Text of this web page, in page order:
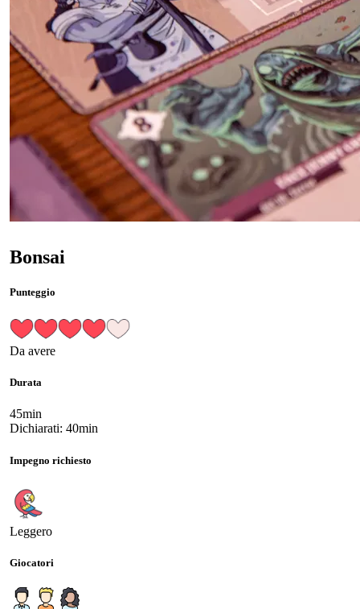
Bonsai
Punteggio
Da avere
Durata
45min
Dichiarati: 40min
Impegno richiesto
Leggero
Giocatori